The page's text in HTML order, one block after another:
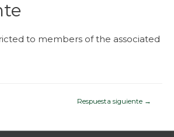
to members of the associated
Respuesta siguiente →